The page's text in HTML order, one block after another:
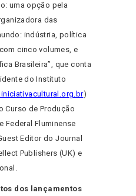
uma opção pela
das
indústria, política
cinco volumes, e
Brasileira”, que conta
do Instituto
)
Curso de Produção
Federal Fluminense
Editor do Journal
Publishers (UK) e
dos lançamentos